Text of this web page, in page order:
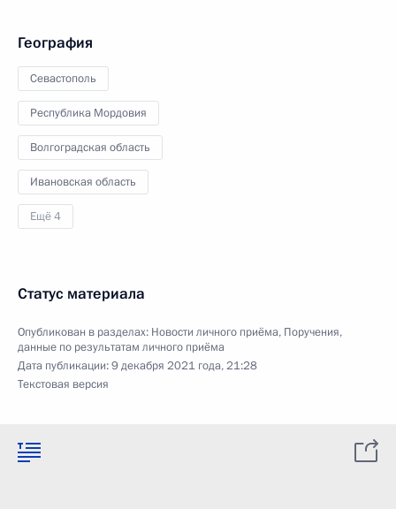
География
Севастополь
Республика Мордовия
Волгоградская область
Ивановская область
Ещё 4
Статус материала
Опубликован в разделах: Новости личного приёма, Поручения,
данные по результатам личного приёма
Дата публикации:9 декабря 2021 года, 21:28
Текстовая версия